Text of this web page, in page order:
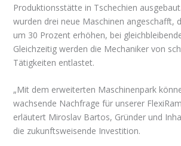
Produktionsstätte in Tschechien
wurden drei neue Maschinen angeschafft,
um 30 Prozent erhöhen, bei
Gleichzeitig werden die Mechaniker von
Tätigkeiten entlastet.
„Mit dem erweiterten Maschinenpark
wachsende Nachfrage für unserer
erläutert Miroslav Bartos, Gründer und
die zukunftsweisende Investition.